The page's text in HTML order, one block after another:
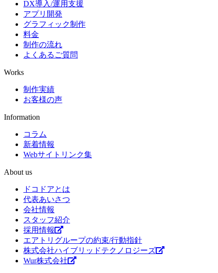
DX導入/運用支援
アプリ開発
グラフィック制作
料金
制作の流れ
よくあるご質問
Works
制作実績
お客様の声
Information
コラム
新着情報
Webサイトリンク集
About us
ドコドアとは
代表あいさつ
会社情報
スタッフ紹介
採用情報
エアトリグループの約束/行動指針
株式会社ハイブリッドテクノロジーズ
Wur株式会社